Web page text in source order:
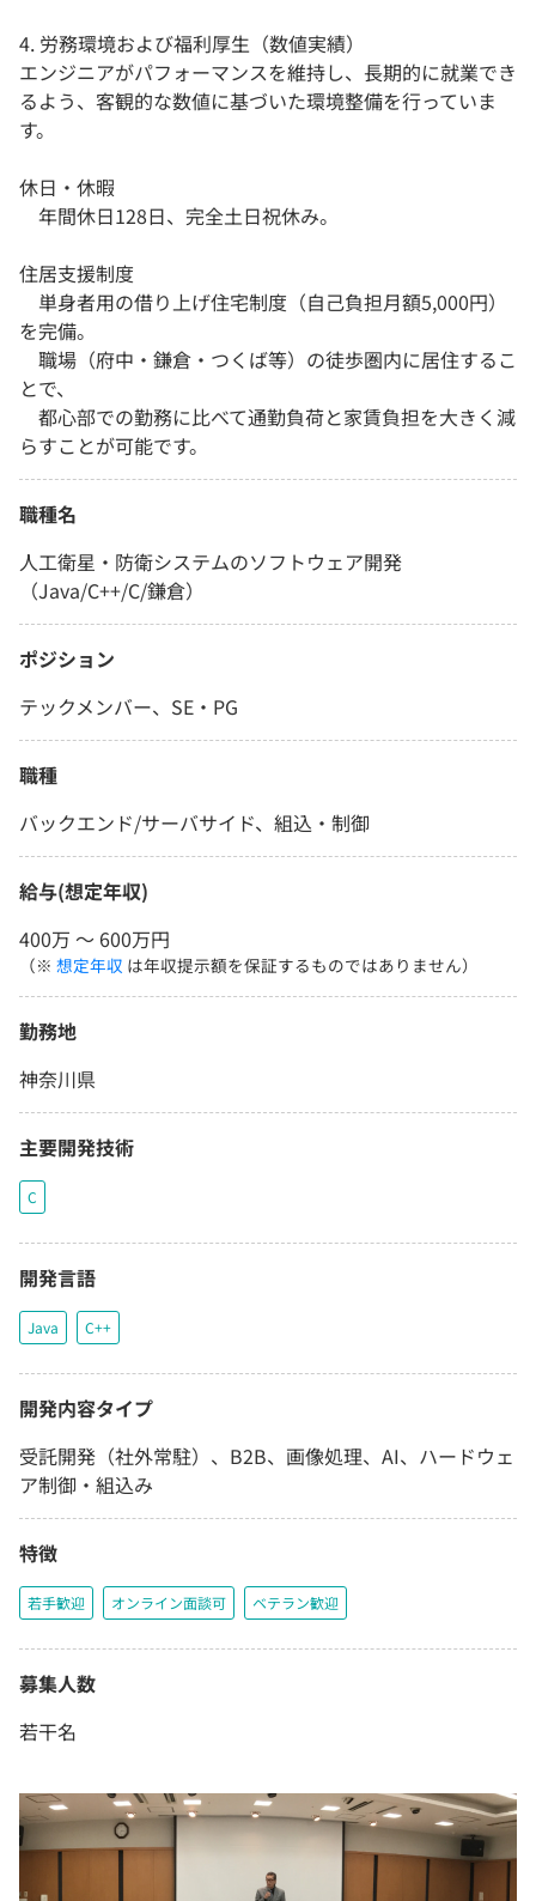
4. 労務環境および福利厚生（数値実績）
エンジニアがパフォーマンスを維持し、長期的に就業でき
るよう、客観的な数値に基づいた環境整備を行っていま
す。
休日・休暇
年間休日128日、完全土日祝休み。
住居支援制度
単身者用の借り上げ住宅制度（自己負担月額5,000円）
を完備。
職場（府中・鎌倉・つくば等）の徒歩圏内に居住するこ
とで、
都心部での勤務に比べて通勤負荷と家賃負担を大きく減
らすことが可能です。
職種名
人工衛星・防衛システムのソフトウェア開発
（Java/C++/C/鎌倉）
ポジション
テックメンバー、SE・PG
職種
バックエンド/サーバサイド、組込・制御
給与(想定年収)
400万 〜 600万円
（※ 想定年収 は年収提示額を保証するものではありません）
勤務地
神奈川県
主要開発技術
C
開発言語
Java C++
開発内容タイプ
受託開発（社外常駐）、B2B、画像処理、AI、ハードウェ
ア制御・組込み
特徴
若手歓迎 オンライン面談可 ベテラン歓迎
募集人数
若干名